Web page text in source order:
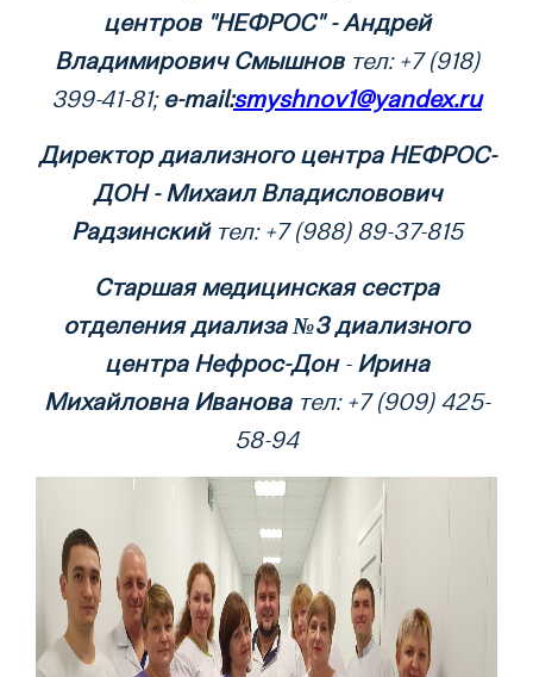
центров"НЕФРОС" -Андрей
Владимирович Смышнов тел: +7 (918)
399-41-81; e-mail:smyshnov1@yandex.ru
Директор диализного центра НЕФРОС-
ДОН -Михаил Владисловович
Радзинский тел: +7 (988) 89-37-815
Старшая медицинская сестра
отделения диализа №3 диализного
центра Нефрос-Дон- Ирина
Михайловна Ивановател: +7 (909) 425-
58-94